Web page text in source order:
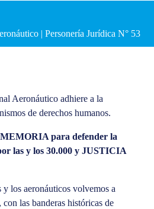
| Personería Jurídica N° 53
Aeronáutico adhiere a la
de derechos humanos.
para defender la
las y los 30.000 y JUSTICIA
y los aeronáuticos volvemos a
las banderas históricas de